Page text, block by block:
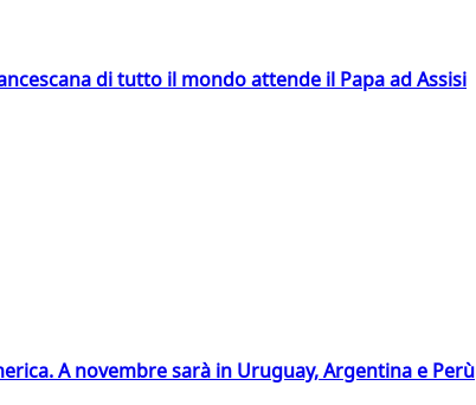
di tutto il mondo attende il Papa ad Assisi
A novembre sarà in Uruguay, Argentina e Perù